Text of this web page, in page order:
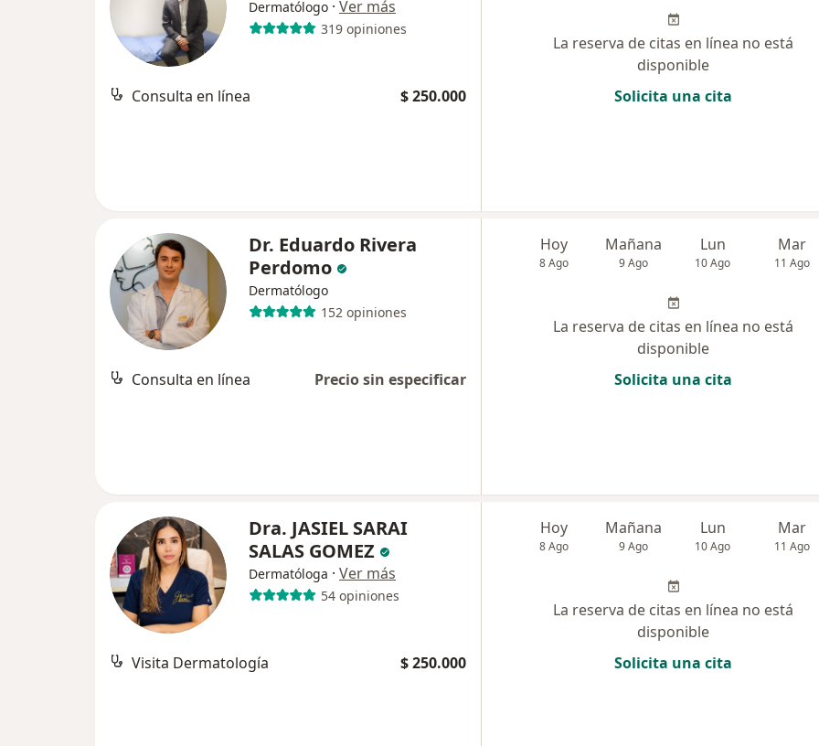
Dermatólogo · Ver más
319 opiniones
Consulta en línea $ 250.000
La reserva de citas en línea no está
disponible
Solicita una cita
Dr. Eduardo Rivera
Perdomo
Dermatólogo
152 opiniones
Consulta en línea Precio sin especificar
Hoy
8 Ago
Mañana
9 Ago
Lun
10 Ago
Mar
11 Ago
La reserva de citas en línea no está
disponible
Solicita una cita
Dra. JASIEL SARAI
SALAS GOMEZ
Dermatóloga · Ver más
54 opiniones
Visita Dermatología $ 250.000
Hoy
8 Ago
Mañana
9 Ago
Lun
10 Ago
Mar
11 Ago
La reserva de citas en línea no está
disponible
Solicita una cita